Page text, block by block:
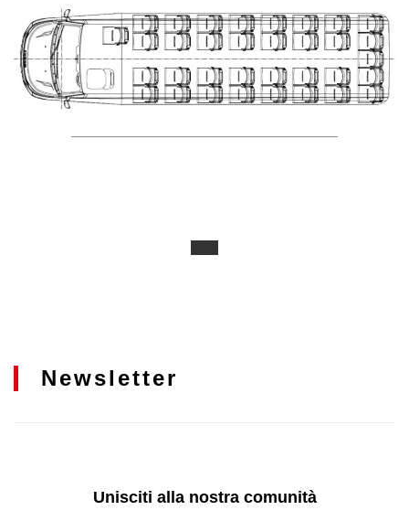
Newsletter
Unisciti alla nostra comunità